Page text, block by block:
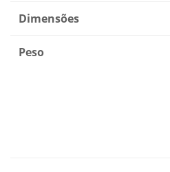
Dimensões
Peso